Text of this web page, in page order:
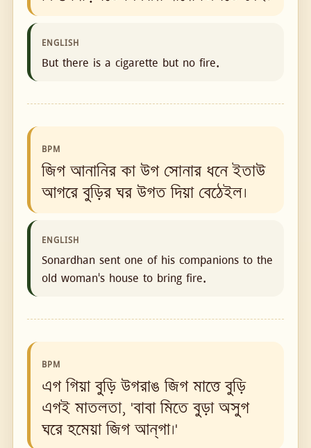
ENGLISH
But there is a cigarette but no fire.
BPM
জিগ আনানির কা উগ সোনার ধনে ইতাউ
আগরে বুড়ির ঘর উগত দিয়া বেঠেইল।
ENGLISH
Sonardhan sent one of his companions to the
old woman's house to bring fire.
BPM
এগ গিয়া বুড়ি উগরাঙ জিগ মাত্তে বুড়ি
এগই মাতলতা, 'বাবা মিতে বুড়া অসুগ
ঘরে হমেয়া জিগ আন্‌গা।'